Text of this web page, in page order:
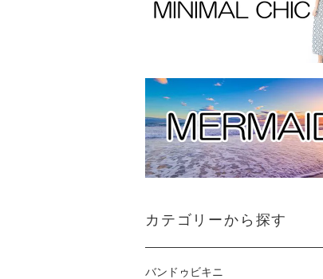
カテゴリーから探す
バンドゥビキニ